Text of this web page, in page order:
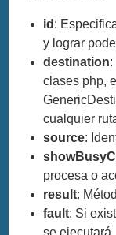
id :
y lograr
destination:
clases php,
cualquier
source:
procesa o
result:
fault: Si
se ejecutará.